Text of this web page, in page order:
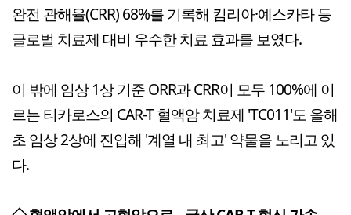
완전 관해율(CRR) 68%를 기록해 킴리아·예스카타 등
글로벌 치료제 대비 우수한 치료 효과를 보였다.
이 밖에 임상 1상 기준 ORR과 CRR이 모두 100%에 이
르는 티카로스의 CAR-T 혈액암 치료제 'TC011'도 올해
초 임상 2상에 진입해 '계열 내 최고' 약물을 노리고 있
다.